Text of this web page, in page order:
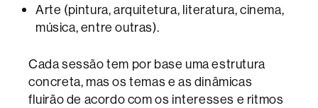
Arte (pintura, arquitetura, literatura, cinema,
música, entre outras).
Cada sessão tem por base uma estrutura
concreta, mas os temas e as dinâmicas
fluirão de acordo com os interesses e ritmos